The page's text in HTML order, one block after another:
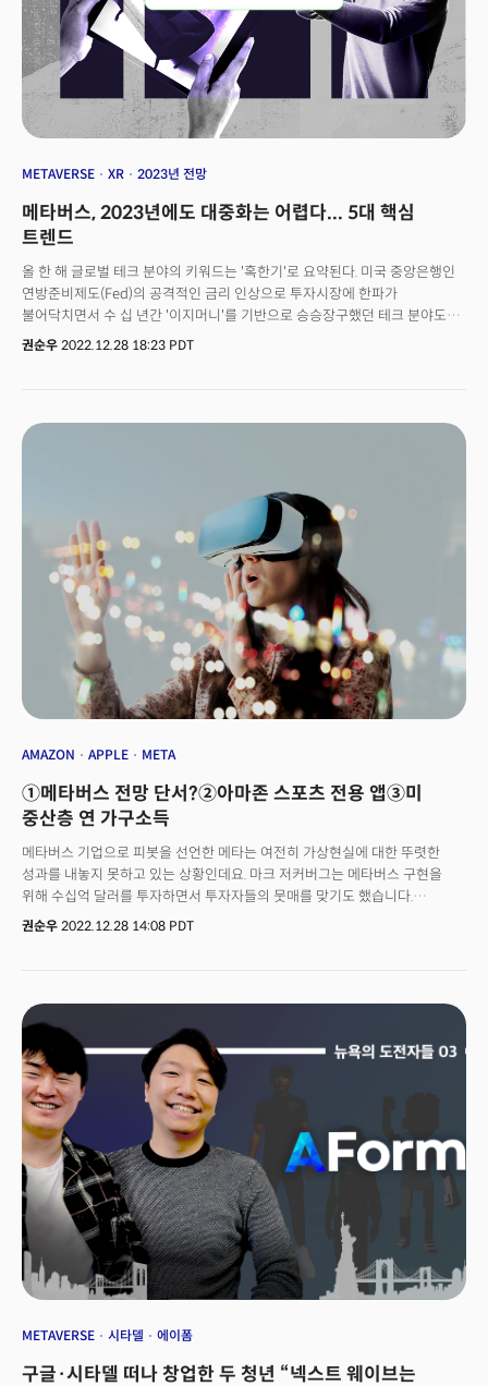
METAVERSE XR 2023년 전망
메타버스, 2023년에도 대중화는 어렵다... 5대 핵심
트렌드
올 한 해 글로벌 테크 분야의 키워드는 '혹한기'로 요약된다. 미국 중앙은행인
연방준비제도(Fed)의 공격적인 금리 인상으로 투자시장에 한파가
불어닥치면서 수 십 년간 '이지머니'를 기반으로 승승장구했던 테크 분야도
위축된 모습을 보이고 있다. 그중에서도 가장 직격탄을 맞은 분야 중 하나가
실패했다. 투자 혹한기를 맞으면서 비트코인을 비롯한 암호화폐 시장이
붕괴되고, 테크 기업들은 씀씀이를 줄이고 있다. 기업들이 수익성 중심으로
모습이다. 2021년 소셜미디어 기업에서 메타버스 기업으로 피봇을 선언한
'메타'를 통해 이런 트렌드를 확인할 수 있다. 메타는 올해 창사 이래 처음으로
분기 실적이 감소했다. 메타의 3분기 영업이익은 전년동기 대비 절반 이하로
줄어들었다. 주가는 연초 대비 70% 가까이 급락했다. 이는 메타가 메타버스
환경 구축을 위해 만든 리얼리티랩스 사업부의 부진과 글로벌 경기 위축으로
인한 디지털 광고시장 여건이 악화됐기 때문이다. 투자자들은 마크
저커버그의 메타버스 베팅에 인내심을 잃어가고 있는 모습이다. 그럼에도
메타는 가상현실 환경을 조성하는데 중점을 두는 전략을 지속하고 있다.
메타는 최근 1만 1000명의 직원을 해고하면서 강도 높은 구조조정을 벌였다.
이런 가운데서도 내년 전체 예산의 20%를 메타버스 분야에 할애하겠다고
공언했다. 앤드류 보스워스 리얼리티 랩스 책임자는 최근 "메타 역사상 가장
미래에 대한 비전을 향해 나아가고 있다"면서 메타버스와 VR 개발 사업을
마이크로소프트와 엔비디아 등은 디지털 분야에서의 협업을 위한 메타버스
환경을 개발하고 있다. 마이크로소프트의 경우 메타버스 시장으로의 핵심인
이어가는 등 메타버스를 향한 기업들의 도전은 2023년에도 이어질 전망이다.
침체기에 들어선 것 같지만, 메타버스 시장 성장에 대한 기대감은 여전하다.
최근 그레이스케일이 조사한 보고서에 따르면 메타버스 시장 규모는 2020년
1800억달러에서 2025년까지 4000억달러로 확대될 전망이다. 영국의
인사이더 등 업계가 전망한 2023년 메타버스 시장 5대 트렌드를 정리해 봤다.
권순우 2022.12.28 18:23 PDT
AMAZON APPLE META
①메타버스 전망 단서?②아마존 스포츠 전용 앱③미
중산층 연 가구소득
메타버스 기업으로 피봇을 선언한 메타는 여전히 가상현실에 대한 뚜렷한
성과를 내놓지 못하고 있는 상황인데요. 마크 저커버그는 메타버스 구현을
위해 수십억 달러를 투자하면서 투자자들의 뭇매를 맞기도 했습니다.
경기침체가 우려되는 2023년, 메타버스 시장 전망에 대한 우려 섞인
현재 11억달러를 기록했는데요. 지난해보다 2% 감소한 수치입니다. 메타는
디지털 광고 사업이 침체에 빠진 상황에서 VR 장치와 관련 기술에서 미래를
찾고 있죠. 지난해 미국 VR 헤드셋 판매규모는 페이스북 광고 사업을 통해 3일
동안 창출하는 수익과 비슷하다고 CNBC는 전했습니다. VR 헤드셋 판매가
부진한 광고 매출을 보완하기에는 턱없이 부족하다는 의미입니다. 관련 기기
출하량도 급감했습니다. CCS 인사이트 데이터에 따르면 VR 헤드셋과
증강현실 장치의 전 세계 출하량은 960만 대를 기록하면서 전년대비 12%
이상 감소했습니다. 이는 지난해 VR 헤드셋 매출이 지난 2020년 5억
3000만달러에서 두 배 이상 늘었던 것이 영향을 미쳤는데요. 지난해 너무 큰
폭의 성장세가 올해 판매 감소와 출하량 감소에 영향을 준 것으로 보입니다.👉
애플 VR 헤드셋, 게임체인저? 결론적으로 VR 헤드셋 판매 감소와 출하량
감소는 메타와 메타버스 시장 비전에 문제가 있어 보인다고 CNBC는
지적했는데요. 월가에 따르면 2020년 출시된 메타의 퀘스트 2는 VR 시장의
선두주자입니다. 밸브, HP, 소니와 같은 경쟁 회사들의 시장 점유율은 크지
노후화되면서 매력을 잃고 있는데요. 올해 새로운 VR 헤드셋 퀘스트 프로를
인기를 끌지는 못했습니다. CSS 인사이트는 "내년 VR 시장이 경기둔화와
권순우 2022.12.28 14:08 PDT
METAVERSE 시타델 에이폼
구글·시타델 떠나 창업한 두 청년 “넥스트 웨이브는